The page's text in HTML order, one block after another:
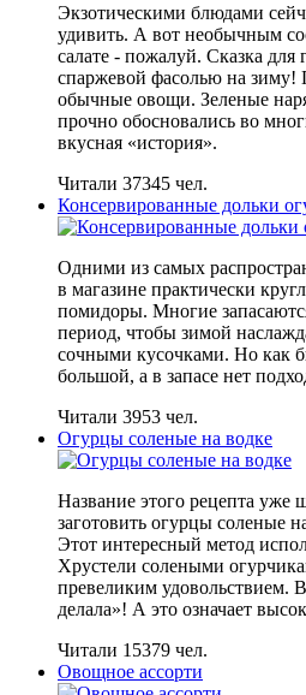
Экзотическими блюдами
удивить. А вот необычным
салате - пожалуй. Сказка для
спаржевой фасолью на зиму!
обычные овощи. Зеленые
прочно обосновались во
вкусная «история».
Читали 37345 чел.
Консервированные дольки
Одними из самых
в магазине практически
помидоры. Многие
период, чтобы зимой
сочными кусочками. Но как
большой, а в запасе нет
Читали 3953 чел.
Огурцы соленые на водке
Название этого рецепта уже
заготовить огурцы соленые
Этот интересный метод
Хрустели солеными
превеликим удовольствием.
делала»! А это означает
Читали 15379 чел.
Овощное ассорти